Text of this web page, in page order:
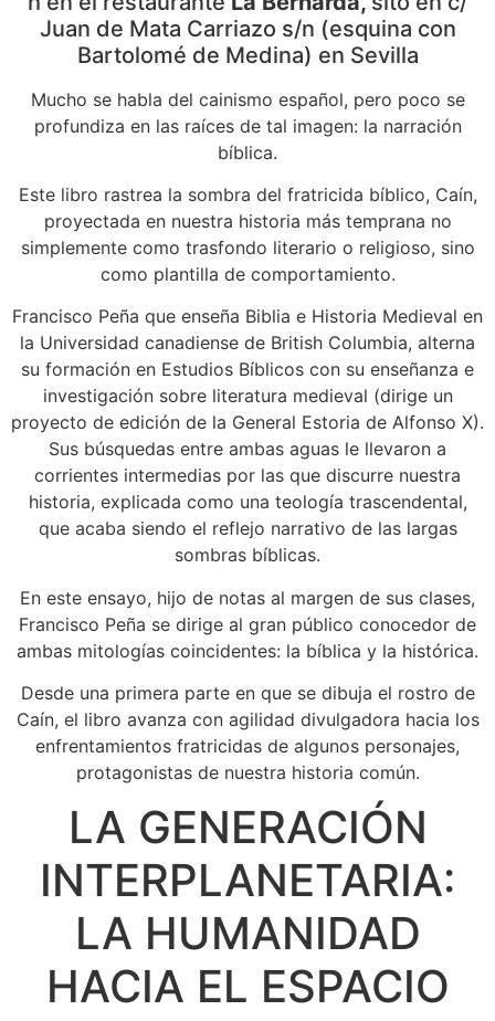
Juan de Mata Carriazo s/n (esquina con
Bartolomé de Medina) en Sevilla
Mucho se habla del cainismo español, pero poco se
profundiza en las raíces de tal imagen: la narración
bíblica.
Este libro rastrea la sombra del fratricida bíblico, Caín,
proyectada en nuestra historia más temprana no
simplemente como trasfondo literario o religioso, sino
como plantilla de comportamiento.
Francisco Peña que enseña Biblia e Historia Medieval en
la Universidad canadiense de British Columbia, alterna
su formación en Estudios Bíblicos con su enseñanza e
investigación sobre literatura medieval (dirige un
proyecto de edición de la General Estoria de Alfonso X).
Sus búsquedas entre ambas aguas le llevaron a
corrientes intermedias por las que discurre nuestra
historia, explicada como una teología trascendental,
que acaba siendo el reflejo narrativo de las largas
sombras bíblicas.
En este ensayo, hijo de notas al margen de sus clases,
Francisco Peña se dirige al gran público conocedor de
ambas mitologías coincidentes: la bíblica y la histórica.
Desde una primera parte en que se dibuja el rostro de
Caín, el libro avanza con agilidad divulgadora hacia los
enfrentamientos fratricidas de algunos personajes,
protagonistas de nuestra historia común.
LA GENERACIÓN
INTERPLANETARIA:
LA HUMANIDAD
HACIA EL ESPACIO